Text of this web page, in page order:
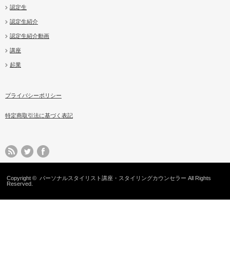
認定生
認定生紹介
認定生紹介動画
講座
起業
プライバシーポリシー
特定商取引法に基づく表記
Copyright © パーソナルスタイリスト講座・スタイリングカウンセラー All Rights
Reserved.